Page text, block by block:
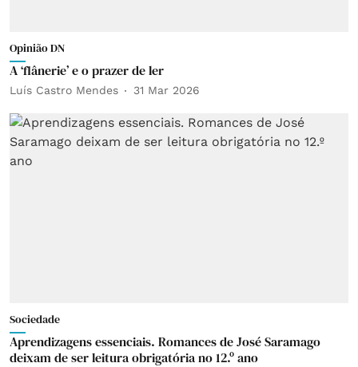
Opinião DN
A ‘flânerie’ e o prazer de ler
Luís Castro Mendes 31 Mar 2026
Sociedade
Aprendizagens essenciais. Romances de José Saramago
deixam de ser leitura obrigatória no 12.º ano